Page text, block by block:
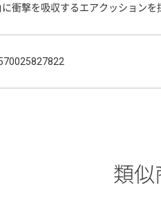
に衝撃を吸収するエアクッション
類似